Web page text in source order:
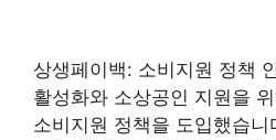
상생페이백: 소비지원 정책
활성화와 소상공인 지원을
소비지원 정책을 도입했습